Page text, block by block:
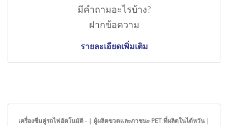
มีคำถามอะไรบ้าง?
ฝากข้อความ
รายละเอียดเพิ่มเติม
เครื่องซีมคู่รถไฟอัตโนมัติ - | ผู้ผลิตขวดและภาชนะ PET ที่ผลิตในไต้หวัน |